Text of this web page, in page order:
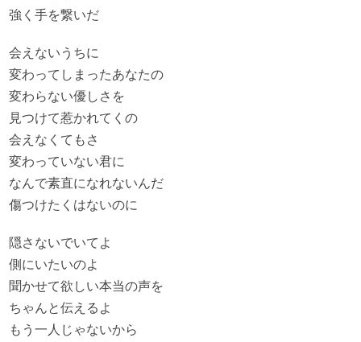
強く手を繋いだ
会えないうちに
変わってしまったあなたの
変わらない優しさを
見つけて惹かれてくの
会えなくてもさ
変わっていない君に
なんで素直になれないんだ
傷つけたくはないのに
隠さないでいてよ
側にいたいのよ
聞かせて欲しい本当の声を
ちゃんと伝えるよ
もう一人じゃないから